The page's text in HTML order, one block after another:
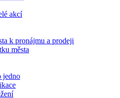
akcí
k pronájmu a prodeji
města
jedno